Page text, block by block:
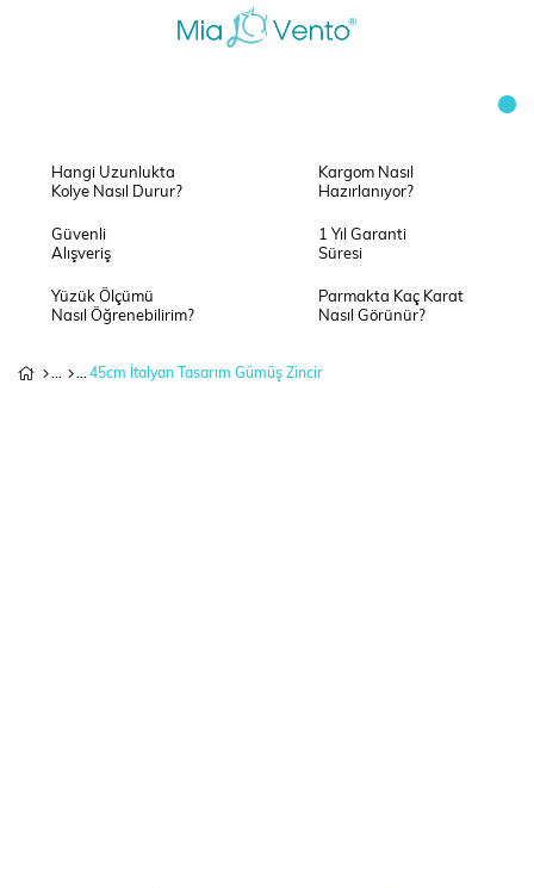
Hangi Uzunlukta
Kolye Nasıl Durur?
Kargom Nasıl
Hazırlanıyor?
Güvenli
Alışveriş
1 Yıl Garanti
Süresi
Yüzük Ölçümü
Nasıl Öğrenebilirim?
Parmakta Kaç Karat
Nasıl Görünür?
45cm İtalyan Tasarım Gümüş Zincir